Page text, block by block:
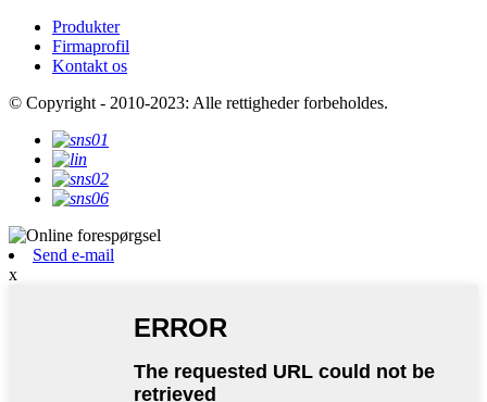
Produkter
Firmaprofil
Kontakt os
© Copyright - 2010-2023: Alle rettigheder forbeholdes.
Send e-mail
x